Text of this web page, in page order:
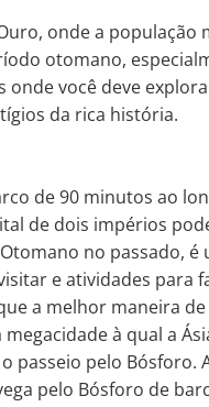
onde a população
otomano,
onde você deve
da rica história.
de 90 minutos ao
de dois impérios
no passado, é
e atividades para
a melhor maneira
à qual a
passeio pelo Bósforo.
pelo Bósforo de